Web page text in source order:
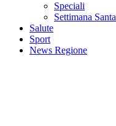
Speciali
Settimana Santa
Salute
Sport
News Regione